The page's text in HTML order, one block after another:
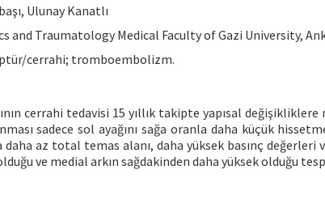
Ulunay Kanatlı
and Traumatology Medical Faculty of Gazi University,
cerrahi; tromboembolizm.
cerrahi tedavisi 15 yıllık takipte yapısal
sadece sol ayağını sağa oranla daha küçük
az total temas alanı, daha yüksek basınç değerleri
ve medial arkın sağdakinden daha yüksek olduğu